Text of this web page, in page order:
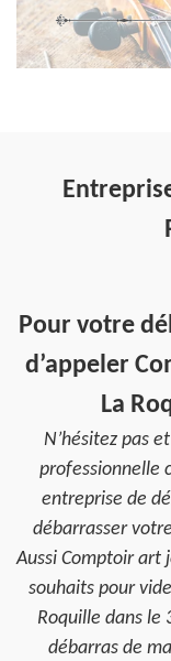
Pour votre
d’appeler
La
N’hésitez pas
professionnelle
entreprise de
débarrasser
Aussi Comptoir art
souhaits pour
Roquille dans le
débarras de